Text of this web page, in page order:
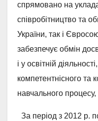
спрямовано на
співробітництво та
України, так і
забезпечує обмін
і у освітній
компетентнісного та
навчального
За період з 2012 р.